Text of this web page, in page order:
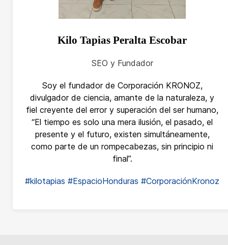
Kilo Tapias Peralta Escobar
SEO y Fundador
Soy el fundador de Corporación KRONOZ,
divulgador de ciencia, amante de la naturaleza, y
fiel creyente del error y superación del ser humano,
“El tiempo es solo una mera ilusión, el pasado, el
presente y el futuro, existen simultáneamente,
como parte de un rompecabezas, sin principio ni
final”.
#kilotapias #EspacioHonduras #CorporaciónKronoz